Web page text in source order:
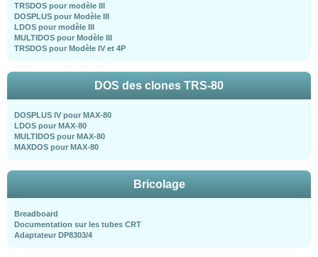
TRSDOS pour modèle III
DOSPLUS pour Modèle III
LDOS pour modèle III
MULTIDOS pour Modèle III
TRSDOS pour Modèle IV et 4P
DOS des clones TRS-80
DOSPLUS IV pour MAX-80
LDOS pour MAX-80
MULTIDOS pour MAX-80
MAXDOS pour MAX-80
Bricolage
Breadboard
Documentation sur les tubes CRT
Adaptateur DP8303/4